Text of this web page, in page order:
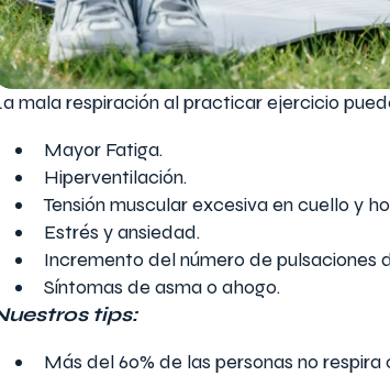
mala respiración al practicar ejercicio
Mayor Fatiga.
Hiperventilación.
Tensión muscular excesiva en cuello y
Estrés y ansiedad.
Incremento del número de pulsaciones
Síntomas de asma o ahogo.
tips:
Más del 60% de las personas no